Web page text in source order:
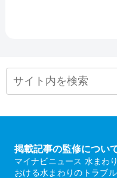
掲載記事の監修につい
マイナビニュース 水まわ
おける水まわりのトラブ